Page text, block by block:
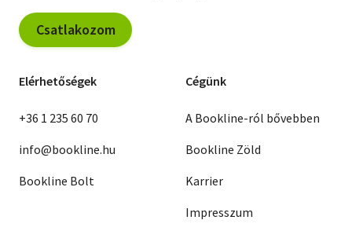
Csatlakozom
Elérhetőségek
+36 1 235 60 70
info@bookline.hu
Bookline Bolt
Cégünk
A Bookline-ról bővebben
Bookline Zöld
Karrier
Impresszum